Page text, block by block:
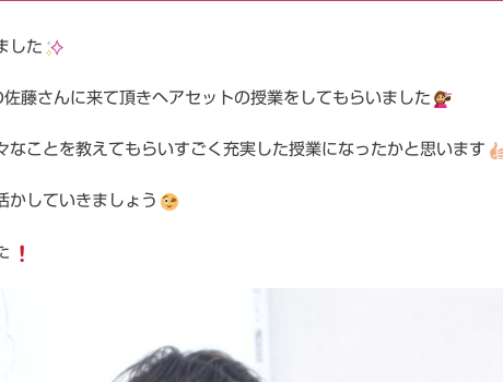
した
藤さんに来て頂きヘアセットの授業をしてもらいました
なことを教えてもらいすごく充実した授業になったかと思います
かしていきましょう